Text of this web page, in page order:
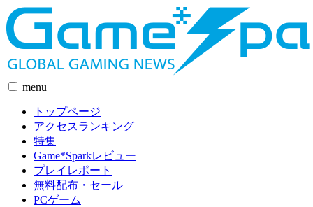
menu
トップページ
アクセスランキング
特集
Game*Sparkレビュー
プレイレポート
無料配布・セール
PCゲーム